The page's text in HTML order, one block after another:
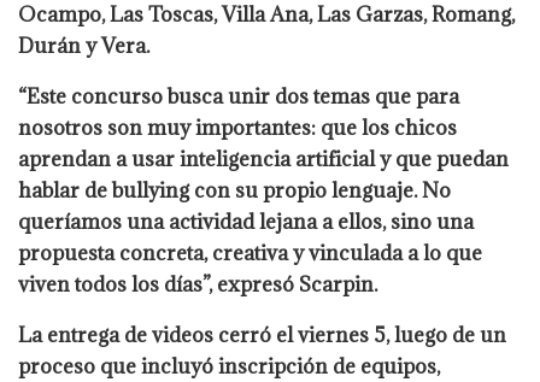
Ocampo, Las Toscas, Villa Ana, Las Garzas, Romang,
Durán y Vera.
“Este concurso busca unir dos temas que para
nosotros son muy importantes: que los chicos
aprendan a usar inteligencia artificial y que puedan
hablar de bullying con su propio lenguaje. No
queríamos una actividad lejana a ellos, sino una
propuesta concreta, creativa y vinculada a lo que
viven todos los días”, expresó Scarpin.
La entrega de videos cerró el viernes 5, luego de un
proceso que incluyó inscripción de equipos,